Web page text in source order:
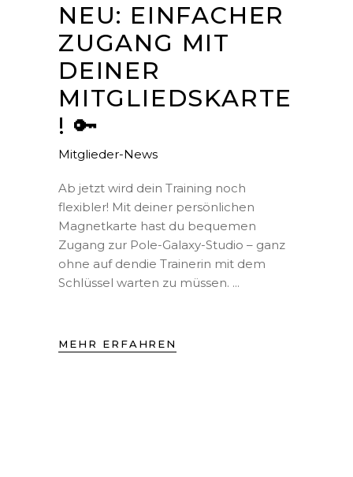
NEU: EINFACHER
ZUGANG MIT
DEINER
MITGLIEDSKARTE
! 🔑
Mitglieder-News
Ab jetzt wird dein Training noch
flexibler! Mit deiner persönlichen
Magnetkarte hast du bequemen
Zugang zur Pole-Galaxy-Studio – ganz
ohne auf dendie Trainerin mit dem
Schlüssel warten zu müssen.
MEHR ERFAHREN